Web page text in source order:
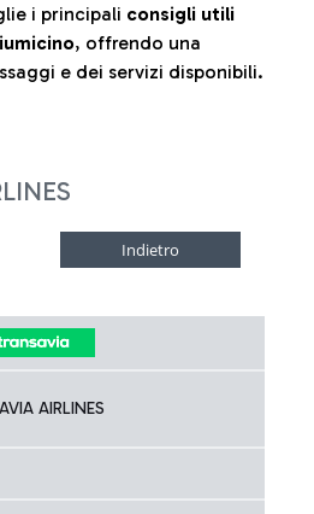
i principali consigli utili
, offrendo una
e dei servizi disponibili.
AIRLINES